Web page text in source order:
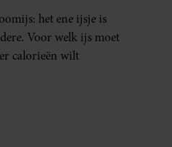
het ene ijsje is
Voor welk ijs moet
calorieën wilt